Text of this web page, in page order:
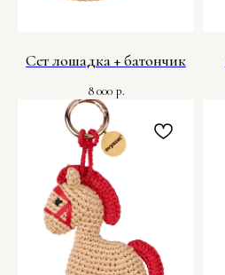
Сет лошадка + батончик
8 000 р.